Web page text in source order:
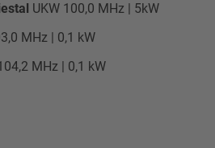
UKW 100,0 MHz | 5kW
MHz | 0,1 kW
MHz | 0,1 kW